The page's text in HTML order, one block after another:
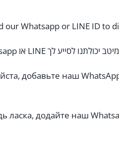
Whatsapp or LINE ID to
добавьте наш
ласка, додайте наш